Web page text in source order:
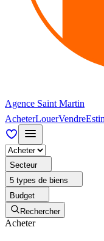
Agence Saint Martin
AcheterLouerVendre
Secteur
5 types de biens
Budget
Rechercher
Acheter